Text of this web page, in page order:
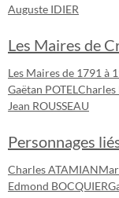
Auguste IDIER
Les Maires de
Les Maires de 1791 à
Gaëtan POTEL Charles
Jean ROUSSEAU
Personnages
Charles ATAMIAN
Edmond BOCQUIER